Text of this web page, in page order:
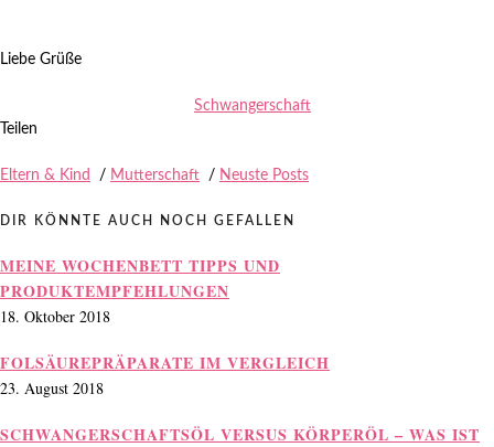
Liebe Grüße
Schwangerschaft
Teilen
Eltern & Kind / Mutterschaft / Neuste Posts
DIR KÖNNTE AUCH NOCH GEFALLEN
MEINE WOCHENBETT TIPPS UND
PRODUKTEMPFEHLUNGEN
18. Oktober 2018
FOLSÄUREPRÄPARATE IM VERGLEICH
23. August 2018
SCHWANGERSCHAFTSÖL VERSUS KÖRPERÖL – WAS IST